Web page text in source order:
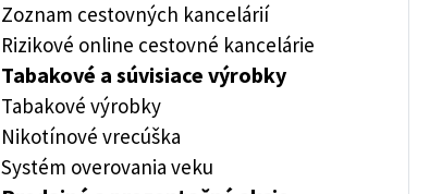
Zoznam cestovných kancelárií
Rizikové online cestovné kancelárie
Tabakové a súvisiace výrobky
Tabakové výrobky
Nikotínové vrecúška
Systém overovania veku